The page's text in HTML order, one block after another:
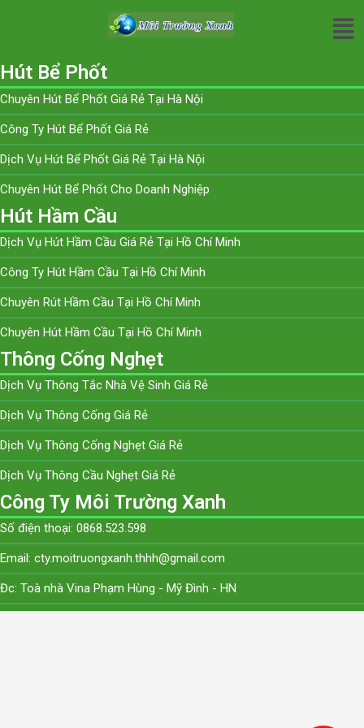
Hút Bể Phốt
Chuyên Hút Bể Phốt Giá Rẻ Tại Hà Nội
Công Ty Hút Bể Phốt Giá Rẻ
Dịch Vụ Hút Bể Phốt Giá Rẻ Tại Hà Nội
Chuyên Hút Bể Phốt Cho Doanh Nghiệp
Hút Hầm Cầu
Dịch Vụ Hút Hầm Cầu Giá Rẻ Tại Hồ Chí Minh
Công Ty Hút Hầm Cầu Tại Hồ Chí Minh
Chuyên Rút Hầm Cầu Tại Hồ Chí Minh
Chuyên Hút Hầm Cầu Tại Hồ Chí Minh
Thông Cống Nghẹt
Dịch Vụ Thông Tắc Nhà Vệ Sinh Giá Rẻ
Dịch Vụ Thông Cống Giá Rẻ
Dịch Vụ Thông Cống Nghẹt Giá Rẻ
Dịch Vụ Thông Cầu Nghẹt Giá Rẻ
Công Ty Môi Trường Xanh
Số điện thoại: 0868.523.598
Email: cty.moitruongxanh.thhh@gmail.com
Đc: Toà nhà Vina Phạm Hùng - Mỹ Đình - HN